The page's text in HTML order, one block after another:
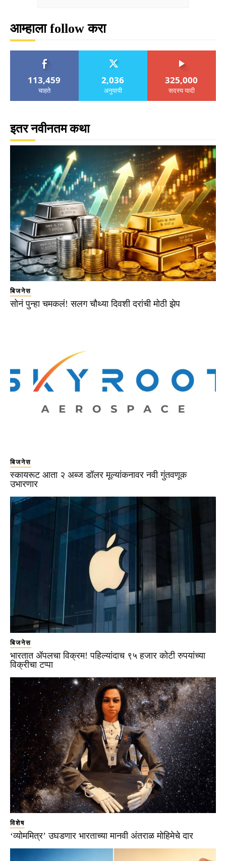
आम्हाला follow करा
113,459
चाहते
2,036
अनुयायी
325,000
सदस्य यादी
इतर नवीनतम कथा
बिजनेस
सोनं पुन्हा चमकलं! सलग चौथ्या दिवशी दरांची मोठी झेप
बिजनेस
स्कायरूट आता २ अब्ज डॉलर मूल्यांकनावर नवी गुंतवणूक
उभारणार
बिजनेस
भारतात ॲपलचा विक्रम! पहिल्यांदाच ९५ हजार कोटी रुपयांच्या
विक्रीचा टप्पा
विशेष
‘व्योममित्र’ उघडणार भारताच्या मानवी अंतराळ मोहिमेचे दार